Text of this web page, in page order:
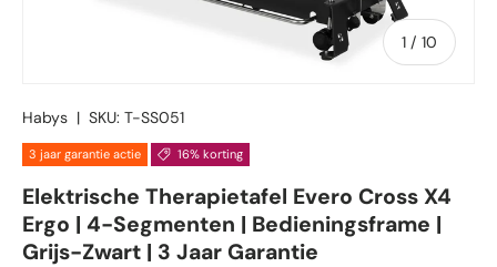
1 / van
10
Habys | SKU: T-SS051
3 jaar garantie actie 16% korting
Elektrische Therapietafel Evero Cross X4
Ergo | 4-Segmenten | Bedieningsframe |
Grijs-Zwart | 3 Jaar Garantie